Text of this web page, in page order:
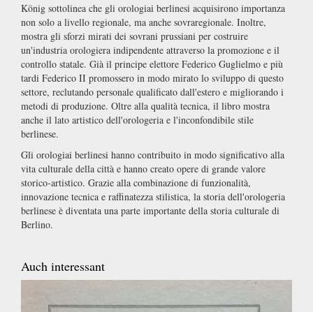
König sottolinea che gli orologiai berlinesi acquisirono importanza
non solo a livello regionale, ma anche sovraregionale. Inoltre,
mostra gli sforzi mirati dei sovrani prussiani per costruire
un'industria orologiera indipendente attraverso la promozione e il
controllo statale. Già il principe elettore Federico Guglielmo e più
tardi Federico II promossero in modo mirato lo sviluppo di questo
settore, reclutando personale qualificato dall'estero e migliorando i
metodi di produzione. Oltre alla qualità tecnica, il libro mostra
anche il lato artistico dell'orologeria e l'inconfondibile stile
berlinese.
Gli orologiai berlinesi hanno contribuito in modo significativo alla
vita culturale della città e hanno creato opere di grande valore
storico-artistico. Grazie alla combinazione di funzionalità,
innovazione tecnica e raffinatezza stilistica, la storia dell'orologeria
berlinese è diventata una parte importante della storia culturale di
Berlino.
Auch interessant